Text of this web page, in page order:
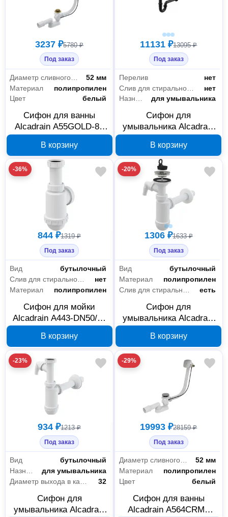
3237 ₽5780 ₽
Под заказ
52 мм
Материал
полипропилен
Цвет
белый
Сифон для ванны
Alcadrain A55GOLD-80
В корзину
11131 ₽13095 ₽
Под заказ
Перелив
нет
Слив для стиральной машины/посудомоечной машины
нет
Назначение
для умывальника
Сифон для
умывальника Alcadrain
форма с накидной
гайкой 5/4
В корзину
-36%
844 ₽1319 ₽
Под заказ
Вид
бутылочный
Слив для стиральной машины/посудомоечной машины
нет
Материал
полипропилен
Сифон для мойки
Alcadrain A443-DN50/40
В корзину
-20%
1306 ₽1633 ₽
Под заказ
Вид
бутылочный
Материал
полипропилен
есть
Сифон для
умывальника Alcadrain
штуцером и
нержавеющей решеткой
В корзину
-23%
934 ₽1213 ₽
Под заказ
Вид
бутылочный
для умывальника
32
Сифон для
умывальника Alcadrain
-29%
19993 ₽28159 ₽
Под заказ
Диаметр сливного отверстия
52 мм
Материал
полипропилен
Цвет
белый
Сифон для ванны
Alcadrain A564CRM1